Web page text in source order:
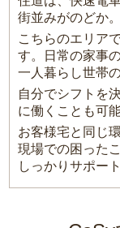
街並みがのどか。
こちらのエリア
す。日常の家事
一人暮らし世帯
自分でシフトを
に働くことも可能
お客様宅と同じ
現場での困った
しっかりサポー